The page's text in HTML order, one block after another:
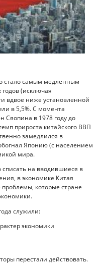
стало самым медленным
годов (исключая
вдвое ниже установленной
в 5,5%. С момента
Сяопина в 1978 году до
прироста китайского ВВП
замедлился в
Японию (с населением
мира.
списать на вводившиеся в
в экономике Китая
проблемы, которые стране
служили:
экономики
перестали действовать.